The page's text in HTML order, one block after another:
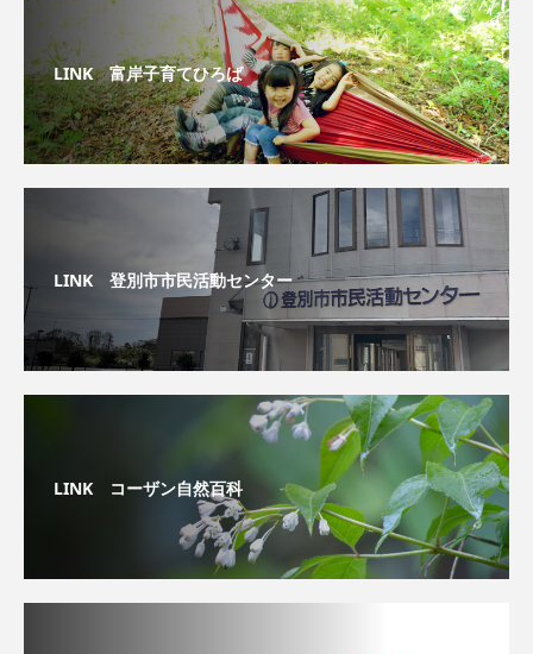
LINK 富岸子育てひろば
LINK 登別市市民活動センター
LINK コーザン自然百科